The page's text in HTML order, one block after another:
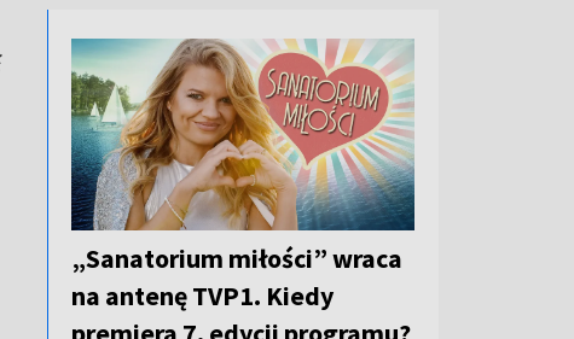
„Sanatorium miłości” wraca
na antenę TVP1. Kiedy